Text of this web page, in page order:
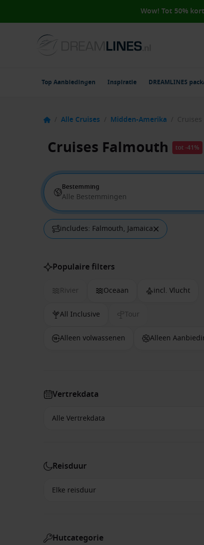
Wow! Tot 50%
Top Aanbiedingen Inspiratie DREAMLINES
/ Alle Cruises / Midden-Amerika /
Cruises Falmouth tot -41%
Bestemming
Alle Bestemmingen
includes: Falmouth, Jamaica
Populaire filters
Rivier Oceaan incl. Vlucht
All Inclusive Tour
Alleen volwassenen Alleen
Vertrekdata
Reisduur
Hutcategorie